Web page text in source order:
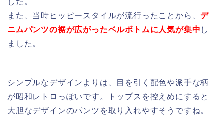
また、当時ヒッピースタイルが流行ったことから、デ
ニムパンツの裾が広がったベルボトムに人気が集中 し
ました。
シンプルなデザインよりは、目を引く配色や派手な柄
が昭和レトロっぽいです。トップスを控えめにすると
大胆なデザインのパンツを取り入れやすそうですね。